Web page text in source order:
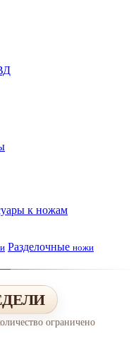
к ножам
Разделочные ножи
ограничено